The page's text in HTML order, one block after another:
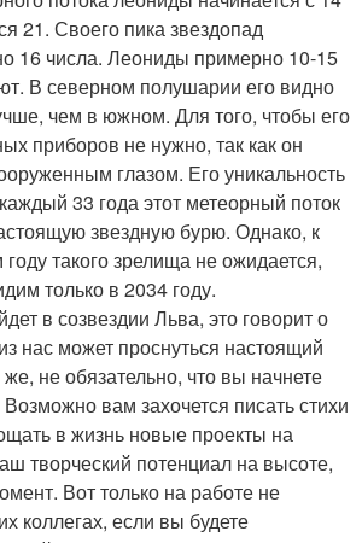
21. Своего пика звездопад
16 числа. Леониды примерно 10-15
В северном полушарии его видно
чем в южном. Для того, чтобы его
приборов не нужно, так как он
глазом. Его уникальность
33 года этот метеорный поток
звездную бурю. Однако, к
такого зрелища не ожидается,
только в 2034 году.
в созвездии Льва, это говорит о
нас может проснуться настоящий
не обязательно, что вы начнете
вам захочется писать стихи
в жизнь новые проекты на
творческий потенциал на высоте,
Вот только на работе не
коллегах, если вы будете